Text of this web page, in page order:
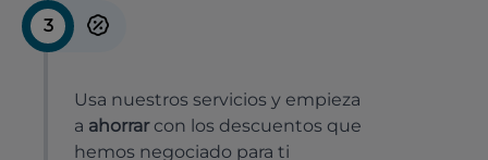
3
Usa nuestros servicios y empieza
a ahorrar con los descuentos que
hemos negociado para ti